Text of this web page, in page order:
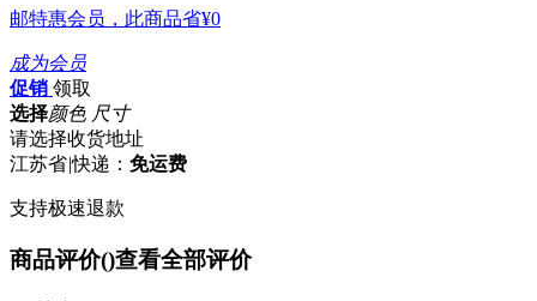
邮特惠会员，此商品省¥0
成为会员
促销 领取
选择颜色 尺寸
请选择收货地址
江苏省|快递： 免运费
支持极速退款
商品评价()查看全部评价